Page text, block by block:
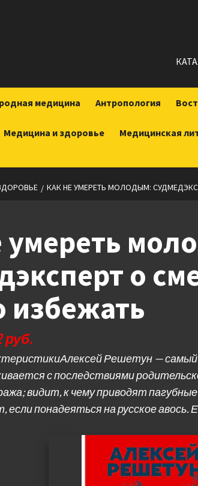
медицина Антропология
Медицина и здоровье Медицинская
КАК НЕ УМЕРЕТЬ МОЛОДЫМ:
умереть
о
руб.
Решетун —
с последствиями
видит, к чему приводят
если понадеяться на русское авось.